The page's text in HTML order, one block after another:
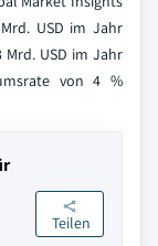
USD im Jahr
Mrd. USD im Jahr
von 4 %
Teilen